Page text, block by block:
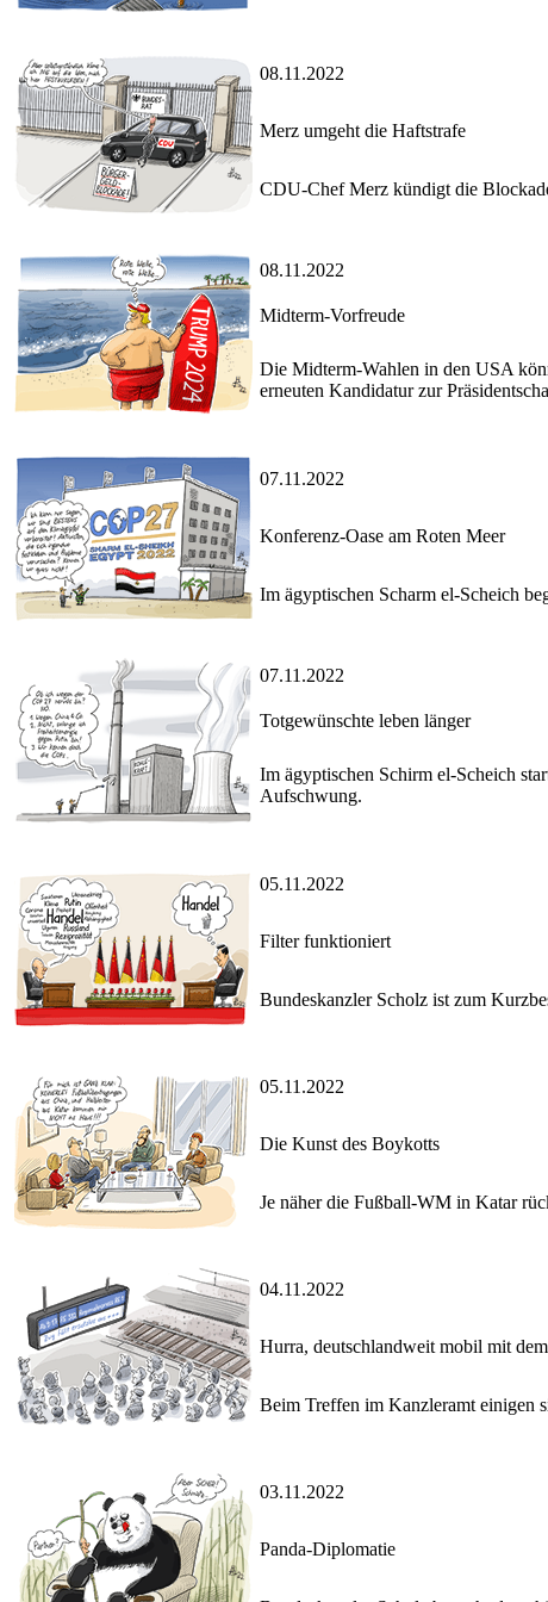
08.11.2022
Merz umgeht die Haftstrafe
CDU-Chef Merz kündigt die
08.11.2022
Midterm-Vorfreude
Die Midterm-Wahlen in den USA
erneuten Kandidatur zur
07.11.2022
Konferenz-Oase am Roten Meer
Im ägyptischen Scharm el-Scheich
07.11.2022
Totgewünschte leben länger
Im ägyptischen Schirm el-Scheich
Aufschwung.
05.11.2022
Filter funktioniert
Bundeskanzler Scholz ist zum
05.11.2022
Die Kunst des Boykotts
Je näher die Fußball-WM in Katar
04.11.2022
Hurra, deutschlandweit mobil mit
Beim Treffen im Kanzleramt einigen
03.11.2022
Panda-Diplomatie